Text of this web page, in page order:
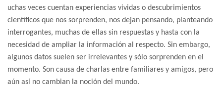
uchas veces cuentan experiencias vividas o descubrimientos
científicos que nos sorprenden, nos dejan pensando, planteando
interrogantes, muchas de ellas sin respuestas y hasta con la
necesidad de ampliar la información al respecto. Sin embargo,
algunos datos suelen ser irrelevantes y sólo sorprenden en el
momento. Son causa de charlas entre familiares y amigos, pero
aún así no cambian la noción del mundo.